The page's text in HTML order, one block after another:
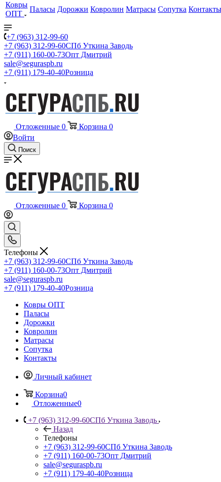
Ковры
ОПТ
Паласы Дорожки Ковролин Матрасы Сопутка Контакты
+7 (963) 312-99-60
+7 (963) 312-99-60СПб Уткина Заводь
+7 (911) 160-00-73Опт Дмитрий
sale@seguraspb.ru
+7 (911) 179-40-40Розница
Отложенные 0 Корзина 0
Войти
Поиск
Отложенные 0 Корзина 0
Телефоны
+7 (963) 312-99-60СПб Уткина Заводь
+7 (911) 160-00-73Опт Дмитрий
sale@seguraspb.ru
+7 (911) 179-40-40Розница
Ковры ОПТ
Паласы
Дорожки
Ковролин
Матрасы
Сопутка
Контакты
Личный кабинет
Корзина0
Отложенные0
+7 (963) 312-99-60СПб Уткина Заводь
Назад
Телефоны
+7 (963) 312-99-60СПб Уткина Заводь
+7 (911) 160-00-73Опт Дмитрий
sale@seguraspb.ru
+7 (911) 179-40-40Розница